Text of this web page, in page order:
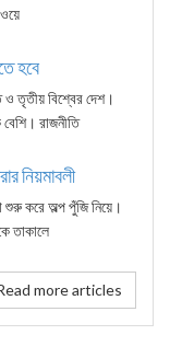
হবে
ও তৃতীয় বিশ্বের দেশ।
রাজনীতি
নিয়মাবলী
শুরু করে অল্প পুঁজি নিয়ে।
তাকালে
more articles